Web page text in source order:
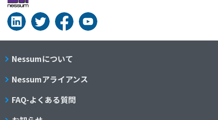
Nessumについて
Nessumアライアンス
FAQ-よくある質問